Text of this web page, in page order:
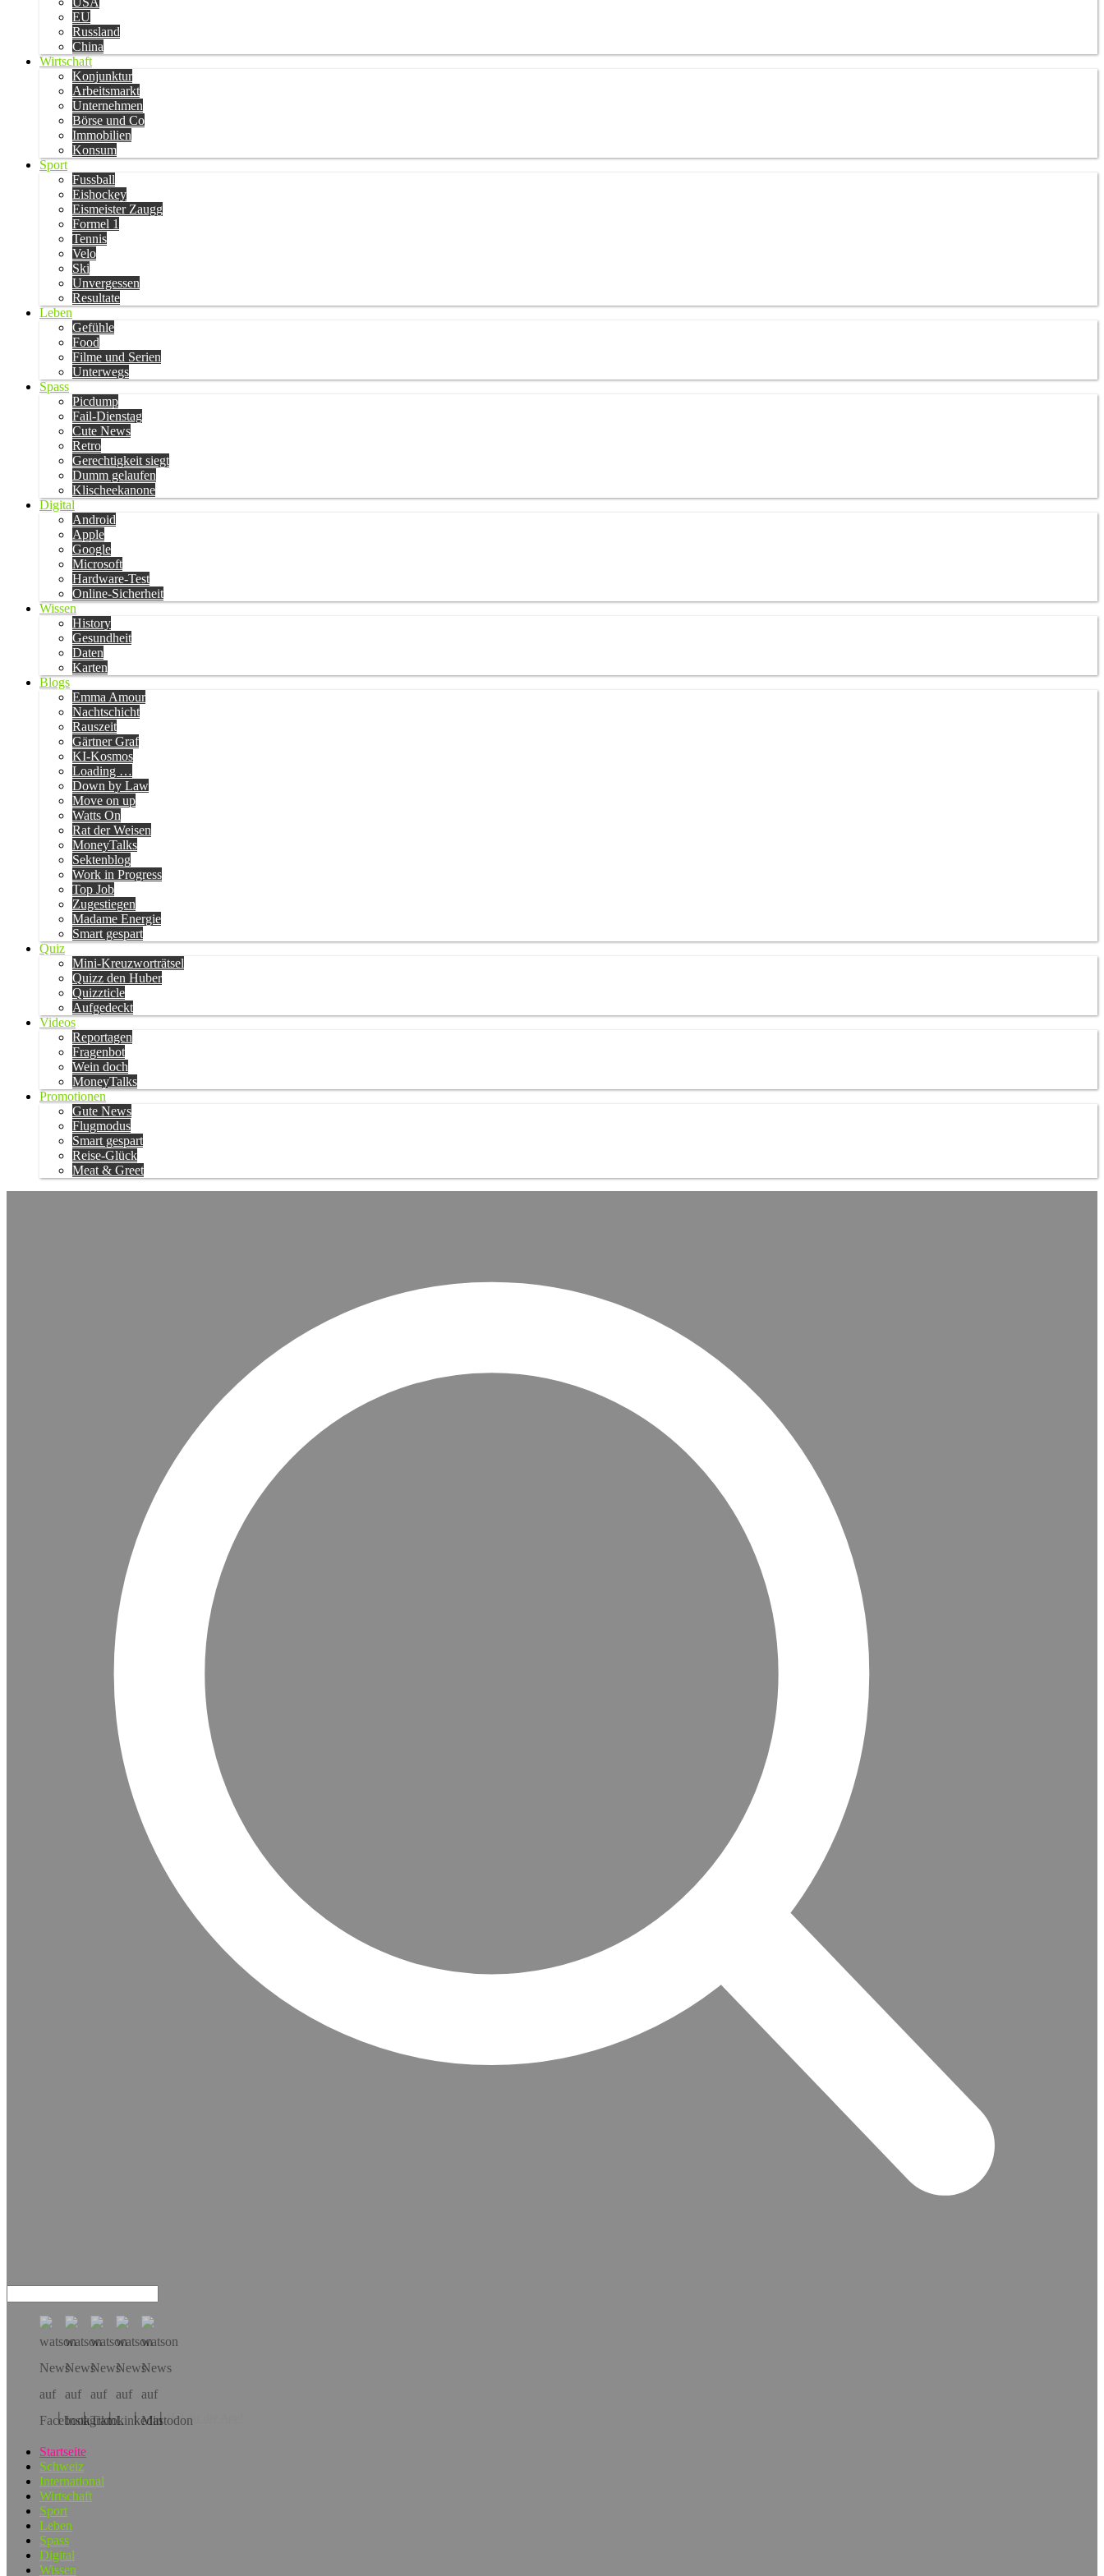
EU
Russland
China
Wirtschaft
Konjunktur
Arbeitsmarkt
Unternehmen
Börse und Co
Immobilien
Konsum
Sport
Fussball
Eishockey
Eismeister Zaugg
Formel 1
Tennis
Velo
Ski
Unvergessen
Resultate
Leben
Gefühle
Food
Filme und Serien
Unterwegs
Spass
Picdump
Fail-Dienstag
Cute News
Retro
Gerechtigkeit siegt
Dumm gelaufen
Klischeekanone
Digital
Android
Apple
Google
Microsoft
Hardware-Test
Online-Sicherheit
Wissen
History
Gesundheit
Daten
Karten
Blogs
Emma Amour
Nachtschicht
Rauszeit
Gärtner Graf
KI-Kosmos
Loading …
Down by Law
Move on up
Watts On
Rat der Weisen
MoneyTalks
Sektenblog
Work in Progress
Top Job
Zugestiegen
Madame Energie
Smart gespart
Quiz
Mini-Kreuzworträtsel
Quizz den Huber
Quizzticle
Aufgedeckt
Videos
Reportagen
Fragenbot
Wein doch
MoneyTalks
Promotionen
Gute News
Flugmodus
Smart gespart
Reise-Glück
Meat & Greet
Hol dir die App!
Startseite
Schweiz
International
Wirtschaft
Sport
Leben
Spass
Digital
Wissen